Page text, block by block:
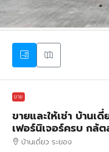
ขาย
ขายและให้เช่า บ้าน
เฟอร์นิเจอร์ครบ กล้
บ้านเดี่ยว ระยอง